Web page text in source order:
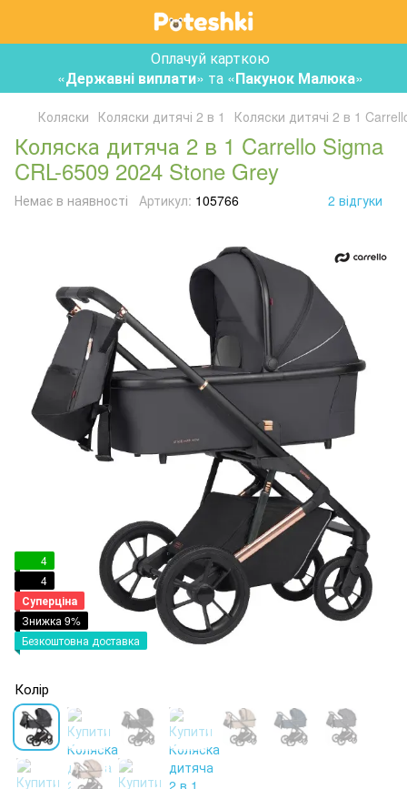
Оплачуй карткою
«Державні виплати» та «Пакунок Малюка»
Коляски Коляски дитячі 2 в 1 Коляски дитячі 2 в 1
Коляска дитяча 2 в 1 Carrello Sigma
CRL-6509 2024 Stone Grey
Немає в наявності Артикул: 105766 2 відгуки
4
4
Суперціна
Знижка 9%
Безкоштовна доставка
Колір